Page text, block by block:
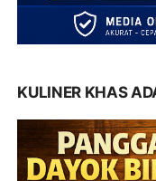
KULINER KHAS